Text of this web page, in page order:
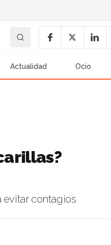
Actualidad Ocio
evitar contagios